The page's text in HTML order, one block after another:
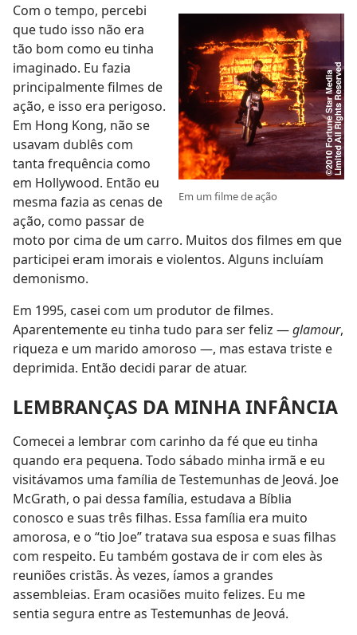
Em um filme de ação
Com o tempo, percebi
que tudo isso não era
tão bom como eu tinha
imaginado. Eu fazia
principalmente filmes de
ação, e isso era perigoso.
Em Hong Kong, não se
usavam dublês com
tanta frequência como
em Hollywood. Então eu
mesma fazia as cenas de
ação, como passar de
moto por cima de um carro. Muitos dos filmes em que
participei eram imorais e violentos. Alguns incluíam
demonismo.
Em 1995, casei com um produtor de filmes.
Aparentemente eu tinha tudo para ser feliz —glamour,
riqueza e um marido amoroso —, mas estava triste e
deprimida. Então decidi parar de atuar.
LEMBRANÇAS DA MINHA INFÂNCIA
Comecei a lembrar com carinho da fé que eu tinha
quando era pequena. Todo sábado minha irmã e eu
visitávamos uma família de Testemunhas de Jeová. Joe
McGrath, o pai dessa família, estudava a Bíblia
conosco e suas três filhas. Essa família era muito
amorosa, e o “tio Joe” tratava sua esposa e suas filhas
com respeito. Eu também gostava de ir com eles às
reuniões cristãs. Às vezes, íamos a grandes
assembleias. Eram ocasiões muito felizes. Eu me
sentia segura entre as Testemunhas de Jeová.